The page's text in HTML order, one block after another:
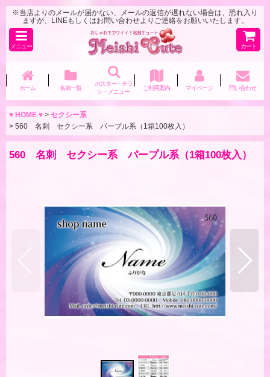
※当店よりのメールが届かない、メールの返信が遅れない場合は、恐れ入り
ますが、LINEもしくはお問い合わせよりご連絡をお願いいたします。
メニュー カート
ホーム 名刺一覧
ポスター・チラ
シ・メニュー
ご利用案内 マイページ 問い合わせ
♥ HOME ♥ > セクシー系
> 560 名刺 セクシー系 パープル系（1箱100枚入）
560 名刺 セクシー系 パープル系（1箱100枚入）